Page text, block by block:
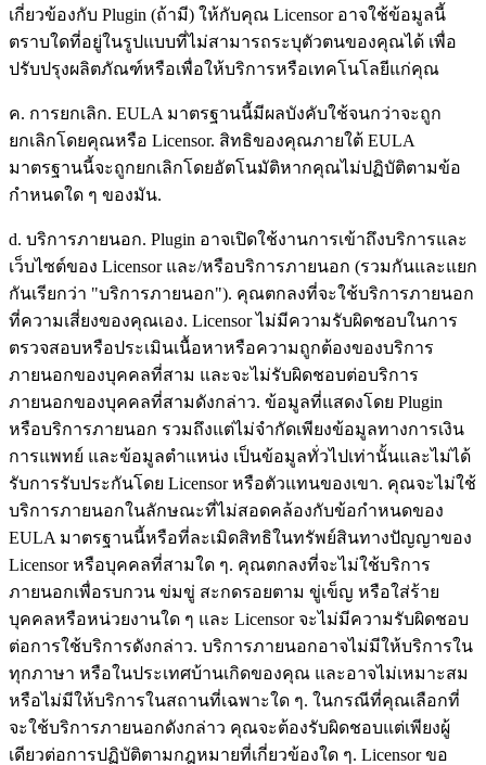
เกี่ยวข้องกับ Plugin (ถ้ามี) ให้กับคุณ Licensor อาจใช้ข้อมูลนี้
ตราบใดที่อยู่ในรูปแบบที่ไม่สามารถระบุตัวตนของคุณได้ เพื่อ
ปรับปรุงผลิตภัณฑ์หรือเพื่อให้บริการหรือเทคโนโลยีแก่คุณ
ค. การยกเลิก. EULA มาตรฐานนี้มีผลบังคับใช้จนกว่าจะถูก
ยกเลิกโดยคุณหรือ Licensor. สิทธิของคุณภายใต้ EULA
มาตรฐานนี้จะถูกยกเลิกโดยอัตโนมัติหากคุณไม่ปฏิบัติตามข้อ
กำหนดใด ๆ ของมัน.
d. บริการภายนอก. Plugin อาจเปิดใช้งานการเข้าถึงบริการและ
เว็บไซต์ของ Licensor และ/หรือบริการภายนอก (รวมกันและแยก
กันเรียกว่า "บริการภายนอก"). คุณตกลงที่จะใช้บริการภายนอก
ที่ความเสี่ยงของคุณเอง. Licensor ไม่มีความรับผิดชอบในการ
ตรวจสอบหรือประเมินเนื้อหาหรือความถูกต้องของบริการ
ภายนอกของบุคคลที่สาม และจะไม่รับผิดชอบต่อบริการ
ภายนอกของบุคคลที่สามดังกล่าว. ข้อมูลที่แสดงโดย Plugin
หรือบริการภายนอก รวมถึงแต่ไม่จำกัดเพียงข้อมูลทางการเงิน
การแพทย์ และข้อมูลตำแหน่ง เป็นข้อมูลทั่วไปเท่านั้นและไม่ได้
รับการรับประกันโดย Licensor หรือตัวแทนของเขา. คุณจะไม่ใช้
บริการภายนอกในลักษณะที่ไม่สอดคล้องกับข้อกำหนดของ
EULA มาตรฐานนี้หรือที่ละเมิดสิทธิในทรัพย์สินทางปัญญาของ
Licensor หรือบุคคลที่สามใด ๆ. คุณตกลงที่จะไม่ใช้บริการ
ภายนอกเพื่อรบกวน ข่มขู่ สะกดรอยตาม ขู่เข็ญ หรือใส่ร้าย
บุคคลหรือหน่วยงานใด ๆ และ Licensor จะไม่มีความรับผิดชอบ
ต่อการใช้บริการดังกล่าว. บริการภายนอกอาจไม่มีให้บริการใน
ทุกภาษา หรือในประเทศบ้านเกิดของคุณ และอาจไม่เหมาะสม
หรือไม่มีให้บริการในสถานที่เฉพาะใด ๆ. ในกรณีที่คุณเลือกที่
จะใช้บริการภายนอกดังกล่าว คุณจะต้องรับผิดชอบแต่เพียงผู้
เดียวต่อการปฏิบัติตามกฎหมายที่เกี่ยวข้องใด ๆ. Licensor ขอ